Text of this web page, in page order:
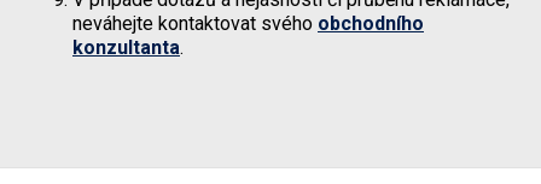
neváhejte kontaktovat svého obchodního
konzultanta.